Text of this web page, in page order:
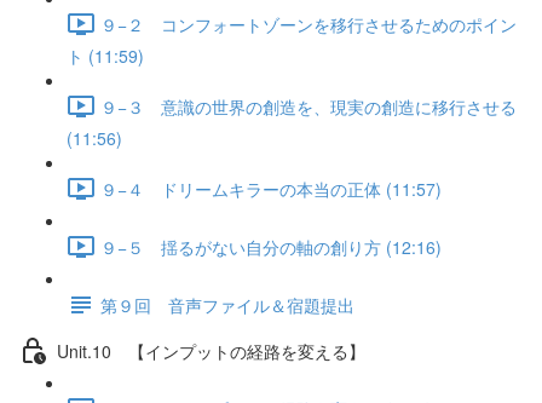
９−２ コンフォートゾーンを移行させるためのポイン
ト (11:59)
９−３ 意識の世界の創造を、現実の創造に移行させる
(11:56)
９−４ ドリームキラーの本当の正体 (11:57)
９−５ 揺るがない自分の軸の創り方 (12:16)
第９回 音声ファイル＆宿題提出
Unit.10 【インプットの経路を変える】